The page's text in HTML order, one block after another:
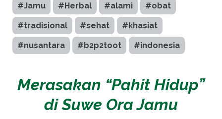
#Jamu #Herbal #alami #obat
#tradisional #sehat #khasiat
#nusantara #b2p2toot #indonesia
Merasakan “Pahit Hidup”
di Suwe Ora Jamu